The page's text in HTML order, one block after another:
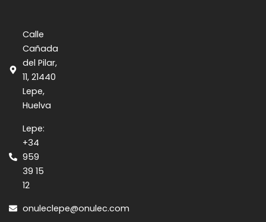
Calle
Cañada
del Pilar,
11, 21440
Lepe,
Huelva
Lepe:
+34
959
39 15
12
onuleclepe@onulec.com